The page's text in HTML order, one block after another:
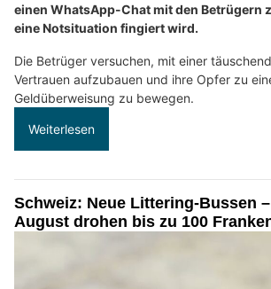
einen WhatsApp-Chat mit den Betrügern
eine Notsituation fingiert wird.
Die Betrüger versuchen, mit einer
Vertrauen aufzubauen und ihre Opfer zu
Geldüberweisung zu bewegen.
Weiterlesen
Schweiz: Neue Littering-Bussen
August drohen bis zu 100